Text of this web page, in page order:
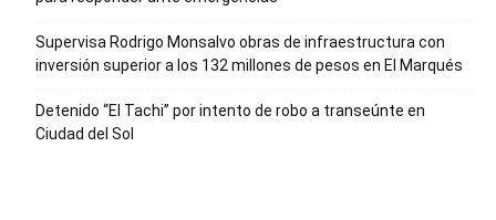
Supervisa Rodrigo Monsalvo obras de infraestructura con
inversión superior a los 132 millones de pesos en El Marqués
Detenido “El Tachi” por intento de robo a transeúnte en
Ciudad del Sol